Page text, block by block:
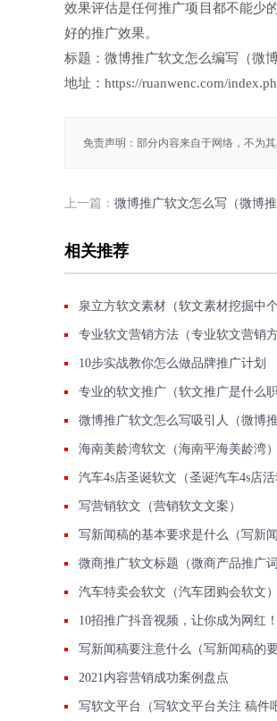
效果评估是任何推广项目都不能少
好的推广效果。
标题：微博推广软文怎么编写（微
地址：https://ruanwenc.com/
免责声明：部分内容来自于网络，不为
上一篇： 微博推广软文怎么写（微博推
相关推荐
专业软文营销方法（专业软文营销方
10步实战教你怎么做品牌推广计划
专业的软文推广（软文推广是什么职
海南美龄湾软文（海南平海美龄湾）
汽车4s店圣诞软文（圣诞汽车4s店活
写营销软文（营销软文文案）
微商推广软文标题（微商产品推广词
汽车特卖会软文（汽车团购会软文）
10招推广抖音视频，让你成为网红！
写新闻稿要注意什么（写新闻稿的要
2021内容营销成功案例盘点
写软文平台（写软文平台关注 稿件